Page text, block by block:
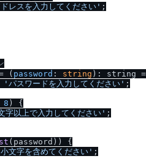
レスを入力してください' ;
( password : string ): string
'パスワードを入力してください' ;
8 ) {
字以上で入力してください' ;
(password)) {
文字を含めてください' ;